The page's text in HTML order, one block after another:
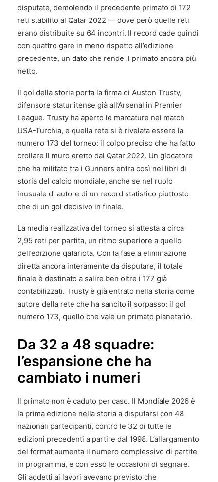
disputate, demolendo il precedente primato di 172
reti stabilito al Qatar 2022 — dove però quelle reti
erano distribuite su 64 incontri. Il record cade quindi
con quattro gare in meno rispetto all’edizione
precedente, un dato che rende il primato ancora più
netto.
Il gol della storia porta la firma di Auston Trusty,
difensore statunitense già all’Arsenal in Premier
League. Trusty ha aperto le marcature nel match
USA-Turchia, e quella rete si è rivelata essere la
numero 173 del torneo: il colpo preciso che ha fatto
crollare il muro eretto dal Qatar 2022. Un giocatore
che ha militato tra i Gunners entra così nei libri di
storia del calcio mondiale, anche se nel ruolo
inusuale di autore di un record statistico piuttosto
che di un gol decisivo in finale.
La media realizzativa del torneo si attesta a circa
2,95 reti per partita, un ritmo superiore a quello
dell’edizione qatariota. Con la fase a eliminazione
diretta ancora interamente da disputare, il totale
finale è destinato a salire ben oltre i 177 già
contabilizzati. Trusty è già entrato nella storia come
autore della rete che ha sancito il sorpasso: il gol
numero 173, quello che vale un primato planetario.
Da 32 a 48 squadre:
l’espansione che ha
cambiato i numeri
Il primato non è caduto per caso. Il Mondiale 2026 è
la prima edizione nella storia a disputarsi con 48
nazionali partecipanti, contro le 32 di tutte le
edizioni precedenti a partire dal 1998. L’allargamento
del format aumenta il numero complessivo di partite
in programma, e con esso le occasioni di segnare.
Gli addetti ai lavori avevano previsto che